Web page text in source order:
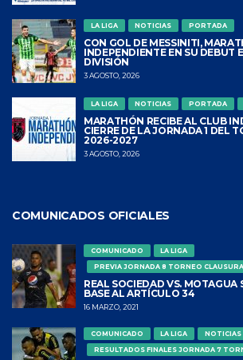
LA LIGA NOTICIAS PORTADA
CON GOL DE MESSINITI,
INDEPENDIENTE EN SU DEBUT
DIVISIÓN
3 AGOSTO, 2026
LA LIGA NOTICIAS PORTADA
MARATHÓN RECIBE AL CLUB
CIERRE DE LA JORNADA 1 DEL
2026-2027
3 AGOSTO, 2026
COMUNICADOS OFICIALES
COMUNICADO
LA LIGA
PREVIA JORNADA 8 TORNEO CLAUSURA
REAL SOCIEDAD VS. MOTAGUA
BASE AL ARTÍCULO 34
16 MARZO, 2021
COMUNICADO LA LIGA NOTICIAS
RESULTADOS FINALES JORNADA 7